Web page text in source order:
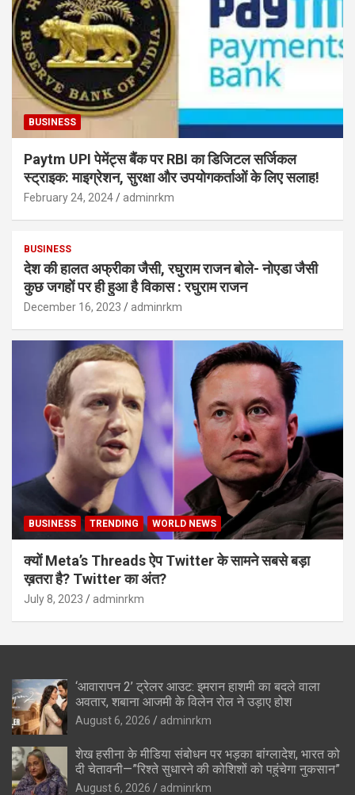
BUSINESS
Paytm UPI पेमेंट्स बैंक पर RBI का डिजिटल सर्जिकल
स्ट्राइक: माइग्रेशन, सुरक्षा और उपयोगकर्ताओं के लिए सलाह!
February 24, 2024 adminrkm
BUSINESS
देश की हालत अफ्रीका जैसी, रघुराम राजन बोले- नोएडा जैसी
कुछ जगहों पर ही हुआ है विकास : रघुराम राजन
December 16, 2023 adminrkm
BUSINESS TRENDING WORLD NEWS
क्यों Meta’s Threads ऐप Twitter के सामने सबसे बड़ा
ख़तरा है? Twitter का अंत?
July 8, 2023 adminrkm
‘आवारापन 2’ ट्रेलर आउट: इमरान हाशमी का बदले वाला
अवतार, शबाना आजमी के विलेन रोल ने उड़ाए होश
August 6, 2026 adminrkm
शेख हसीना के मीडिया संबोधन पर भड़का बांग्लादेश, भारत को
दी चेतावनी—”रिश्ते सुधारने की कोशिशों को पहुंचेगा नुकसान”
August 6, 2026 adminrkm